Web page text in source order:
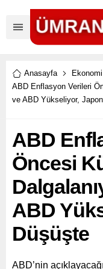
Anasayfa
Ekonomi
ABD Enflasyon Verileri
ve ABD Yükseliyor,
ABD
Öncesi
ABD
Düşüşte
ABD’nin